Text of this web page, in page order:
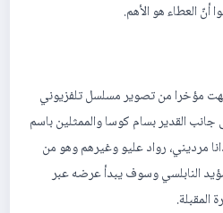
أنّ العطاء هو الأهم.
مؤخرا من تصوير مسلسل تلفزيوني
القدير بسام كوسا والممثلين باسم
مرديني، رواد عليو وغيرهم وهو من
النابلسي وسوف يبدأ عرضه عبر
المقبلة.